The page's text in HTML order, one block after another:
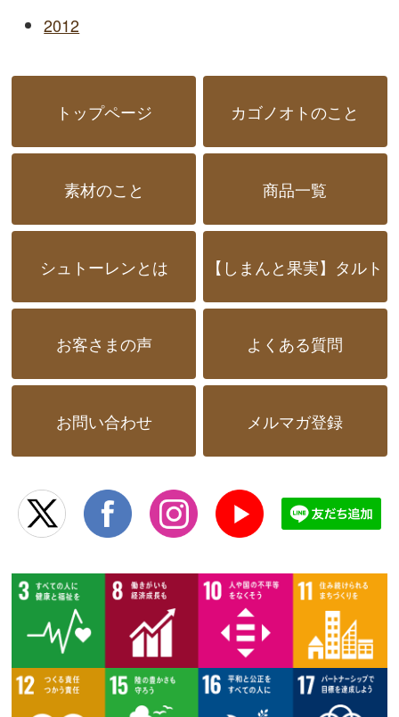
2012
トップページ カゴノオトのこと
素材のこと 商品一覧
シュトーレンとは 【しまんと果実】タルト
お客さまの声 よくある質問
お問い合わせ メルマガ登録